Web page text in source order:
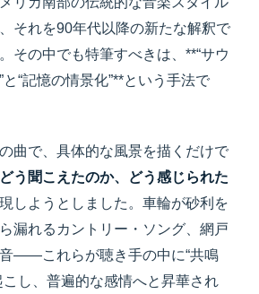
それを90年代以降の新たな解釈で
その中でも特筆すべきは、**“サウ
“記憶の情景化”**という手法で
曲で、具体的な風景を描くだけで
う聞こえたのか、どう感じられた
しようとしました。車輪が砂利を
漏れるカントリー・ソング、網戸
――これらが聴き手の中に“共鳴
こし、普遍的な感情へと昇華され